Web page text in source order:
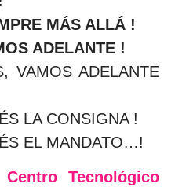
MÁS ALLÁ !
ADELANTE !
VAMOS ADELANTE
LA CONSIGNA !
EL MANDATO…!
Centro Tecnológico